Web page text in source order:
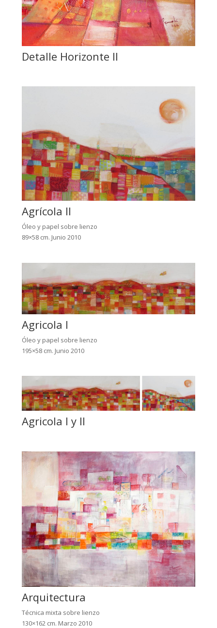
Detalle Horizonte II
Agrícola II
Óleo y papel sobre lienzo
89×58 cm. Junio 2010
Agricola I
Óleo y papel sobre lienzo
195×58 cm. Junio 2010
Agricola I y II
Arquitectura
Técnica mixta sobre lienzo
130×162 cm. Marzo 2010